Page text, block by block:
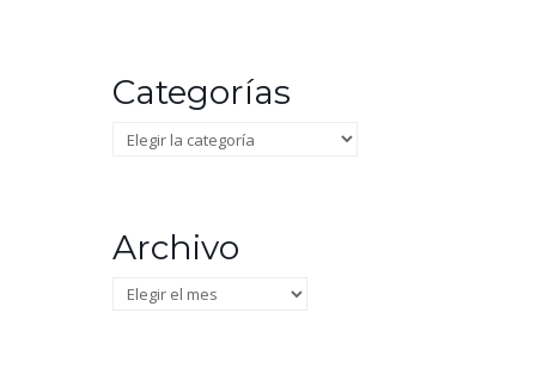
Categorías
Categorías
Archivo
Archivo